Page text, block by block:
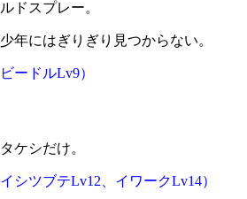
ドスプレー。
年にはぎりぎり見つからない。
ードルLv9）
ケシだけ。
シツブテLv12、イワークLv14）